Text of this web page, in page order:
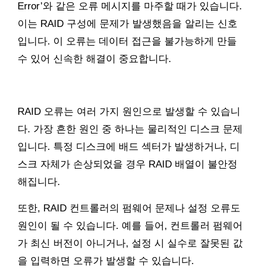
Error’와 같은 오류 메시지를 마주할 때가 있습니다.
이는 RAID 구성에 문제가 발생했음을 알리는 신호
입니다. 이 오류는 데이터 접근을 불가능하게 만들
수 있어 신속한 해결이 중요합니다.
RAID 오류는 여러 가지 원인으로 발생할 수 있습니
다. 가장 흔한 원인 중 하나는 물리적인 디스크 문제
입니다. 특정 디스크에 배드 섹터가 발생하거나, 디
스크 자체가 손상되었을 경우 RAID 배열이 불안정
해집니다.
또한, RAID 컨트롤러의 펌웨어 문제나 설정 오류도
원인이 될 수 있습니다. 예를 들어, 컨트롤러 펌웨어
가 최신 버전이 아니거나, 설정 시 실수로 잘못된 값
을 입력하면 오류가 발생할 수 있습니다.